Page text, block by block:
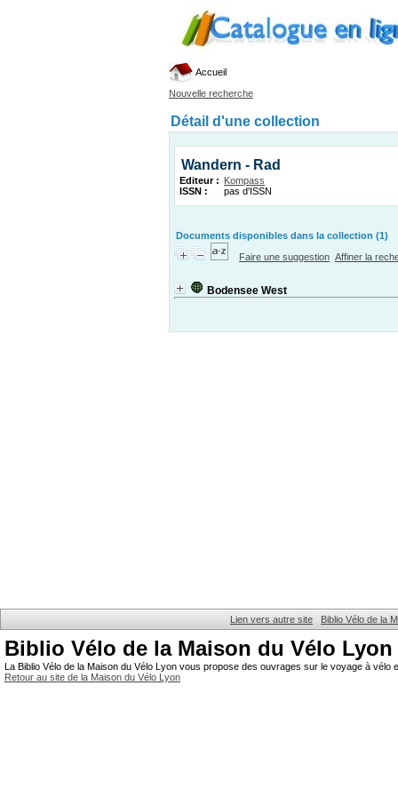
Accueil
Nouvelle recherche
Détail d'une collection
Wandern - Rad
Editeur : Kompass
ISSN :
pas d'ISSN
Documents disponibles dans la collection (1)
Faire une suggestion Affiner la
Bodensee West
Lien vers autre site Biblio Vélo de la
Biblio Vélo de la Maison du Vélo Lyon
La Biblio Vélo de la Maison du Vélo Lyon vous propose des ouvrages sur le voyage à
Retour au site de la Maison du Vélo Lyon